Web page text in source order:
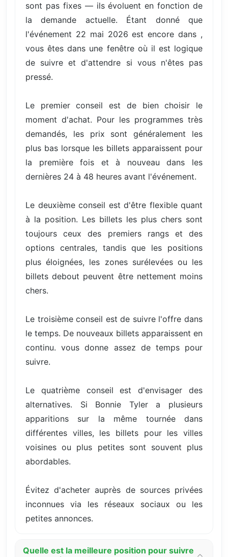
sont pas fixes — ils évoluent en fonction de
la demande actuelle. Étant donné que
l'événement 22 mai 2026 est encore dans ,
vous êtes dans une fenêtre où il est logique
de suivre et d'attendre si vous n'êtes pas
pressé.
Le premier conseil est de bien choisir le
moment d'achat. Pour les programmes très
demandés, les prix sont généralement les
plus bas lorsque les billets apparaissent pour
la première fois et à nouveau dans les
dernières 24 à 48 heures avant l'événement.
Le deuxième conseil est d'être flexible quant
à la position. Les billets les plus chers sont
toujours ceux des premiers rangs et des
options centrales, tandis que les positions
plus éloignées, les zones surélevées ou les
billets debout peuvent être nettement moins
chers.
Le troisième conseil est de suivre l'offre dans
le temps. De nouveaux billets apparaissent en
continu. vous donne assez de temps pour
suivre.
Le quatrième conseil est d'envisager des
alternatives. Si Bonnie Tyler a plusieurs
apparitions sur la même tournée dans
différentes villes, les billets pour les villes
voisines ou plus petites sont souvent plus
abordables.
Évitez d'acheter auprès de sources privées
inconnues via les réseaux sociaux ou les
petites annonces.
Quelle est la meilleure position pour suivre